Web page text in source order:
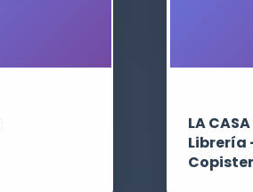
LA CASA
Librería